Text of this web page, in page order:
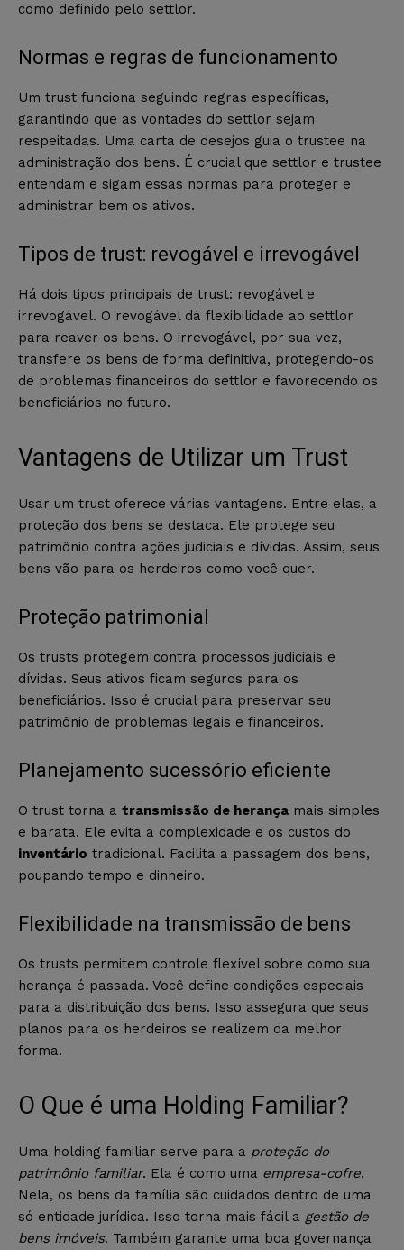
como definido pelo settlor.
Normas e regras de funcionamento
Um trust funciona seguindo regras específicas,
garantindo que as vontades do settlor sejam
respeitadas. Uma carta de desejos guia o trustee na
administração dos bens. É crucial que settlor e trustee
entendam e sigam essas normas para proteger e
administrar bem os ativos.
Tipos de trust: revogável e irrevogável
Há dois tipos principais de trust: revogável e
irrevogável. O revogável dá flexibilidade ao settlor
para reaver os bens. O irrevogável, por sua vez,
transfere os bens de forma definitiva, protegendo-os
de problemas financeiros do settlor e favorecendo os
beneficiários no futuro.
Vantagens de Utilizar um Trust
Usar um trust oferece várias vantagens. Entre elas, a
proteção dos bens se destaca. Ele protege seu
patrimônio contra ações judiciais e dívidas. Assim, seus
bens vão para os herdeiros como você quer.
Proteção patrimonial
Os trusts protegem contra processos judiciais e
dívidas. Seus ativos ficam seguros para os
beneficiários. Isso é crucial para preservar seu
patrimônio de problemas legais e financeiros.
Planejamento sucessório eficiente
O trust torna a transmissão de herança mais simples
e barata. Ele evita a complexidade e os custos do
inventário tradicional. Facilita a passagem dos bens,
poupando tempo e dinheiro.
Flexibilidade na transmissão de bens
Os trusts permitem controle flexível sobre como sua
herança é passada. Você define condições especiais
para a distribuição dos bens. Isso assegura que seus
planos para os herdeiros se realizem da melhor
forma.
O Que é uma Holding Familiar?
Uma holding familiar serve para a proteção do
patrimônio familiar. Ela é como uma empresa-cofre.
Nela, os bens da família são cuidados dentro de uma
só entidade jurídica. Isso torna mais fácil a gestão de
bens imóveis. Também garante uma boa governança